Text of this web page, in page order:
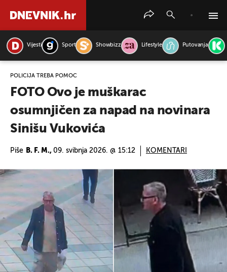
Vijesti Sport Showbizz Lifestyle Putovanja
POLICIJA TREBA POMOĆ
FOTO Ovo je muškarac
osumnjičen za napad na novinara
Sinišu Vukovića
Piše B. F. M., 09. svibnja 2026. @ 15:12 KOMENTARI
PRETRAŽITE VIJESTI